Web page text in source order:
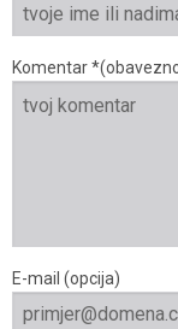
Komentar
E-mail (opcija)